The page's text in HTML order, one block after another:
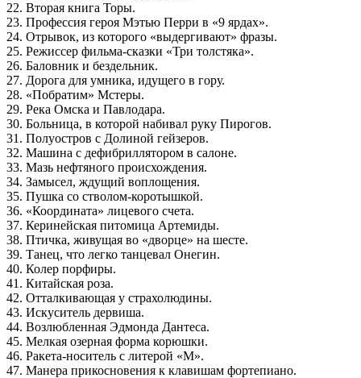
22. Вторая книга Торы.
23. Профессия героя Мэтью Перри в «9 ярдах».
24. Отрывок, из которого «выдергивают» фразы.
25. Режиссер фильма-сказки «Три толстяка».
26. Баловник и бездельник.
27. Дорога для умника, идущего в гору.
28. «Побратим» Мстеры.
29. Река Омска и Павлодара.
30. Больница, в которой набивал руку Пирогов.
31. Полуостров с Долиной гейзеров.
32. Машина с дефибриллятором в салоне.
33. Мазь нефтяного происхождения.
34. Замысел, ждущий воплощения.
35. Пушка со стволом-коротышкой.
36. «Координата» лицевого счета.
37. Керинейская питомица Артемиды.
38. Птичка, живущая во «дворце» на шесте.
39. Танец, что легко танцевал Онегин.
40. Колер порфиры.
41. Китайская роза.
42. Отталкивающая у страхолюдины.
43. Искуситель дервиша.
44. Возлюбленная Эдмонда Дантеса.
45. Мелкая озерная форма корюшки.
46. Ракета-носитель с литерой «М».
47. Манера прикосновения к клавишам фортепиано.